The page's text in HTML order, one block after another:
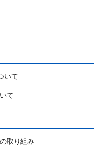
いて
て
取り組み